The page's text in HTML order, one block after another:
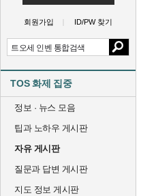
회원가입 ID/PW 찾기
TOS 화제 집중
정보 · 뉴스 모음
팁과 노하우 게시판
자유 게시판
질문과 답변 게시판
지도 정보 게시판